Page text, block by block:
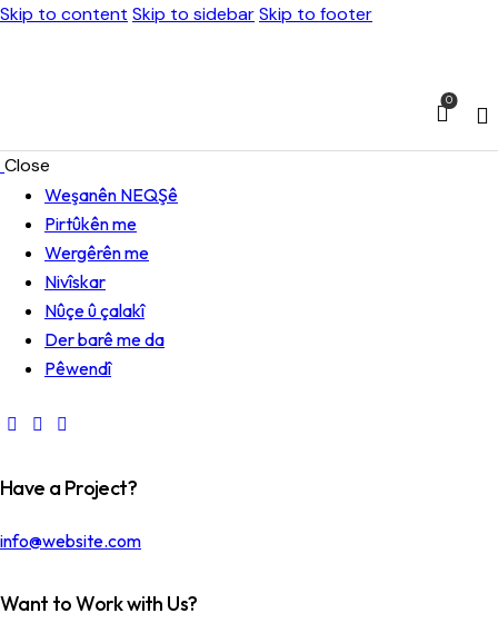
Skip to content Skip to sidebarSkip to footer
0
Close
Weşanên NEQŞê
Pirtûkên me
Wergêrên me
Nivîskar
Nûçe û çalakî
Der barê me da
Pêwendî
Have a Project?
info@website.com
Want to Work with Us?